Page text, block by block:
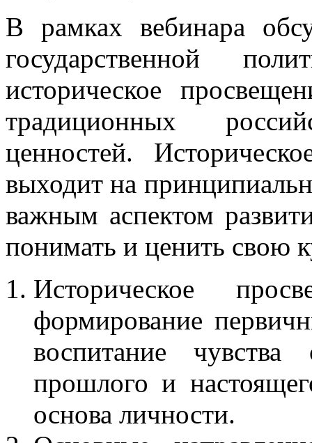
В рамках вебинара
государственной
историческое
традиционных
ценностей.
выходит на
важным аспектом
понимать и ценить свою
Историческое
формирование
воспитание
прошлого и
основа личности.